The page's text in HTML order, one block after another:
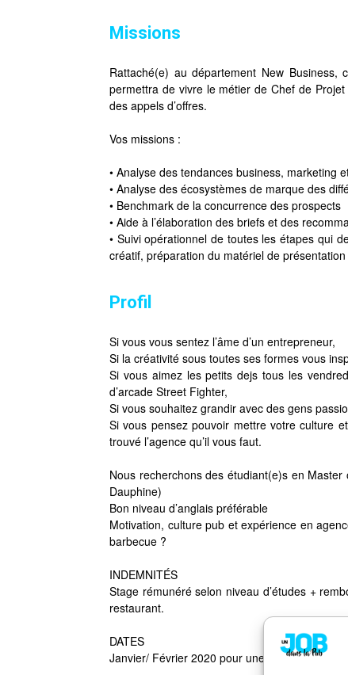
Missions
Rattaché(e) au département New
permettra de vivre le métier de Chef de
des appels d’offres.
Vos missions :
• Analyse des tendances business, marketing
• Analyse des écosystèmes de marque des
• Benchmark de la concurrence des prospects
• Aide à l’élaboration des briefs et des
• Suivi opérationnel de toutes les étapes qui
créatif, préparation du matériel de
Profil
Si vous vous sentez l’âme d’un entrepreneur,
Si la créativité sous toutes ses formes vous
Si vous aimez les petits dejs tous les
d’arcade Street Fighter,
Si vous souhaitez grandir avec des gens
Si vous pensez pouvoir mettre votre culture
trouvé l’agence qu’il vous faut.
Nous recherchons des étudiant(e)s en
Dauphine)
Bon niveau d’anglais préférable
Motivation, culture pub et expérience en
barbecue ?
INDEMNITÉS
Stage rémunéré selon niveau d’études +
restaurant.
DATES
Janvier/ Février 2020 pour une durée de 6 mois